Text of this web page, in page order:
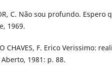
C. Não sou profundo. Espero
1969.
CHAVES, F. Erico Verissimo:
1981: p. 88.